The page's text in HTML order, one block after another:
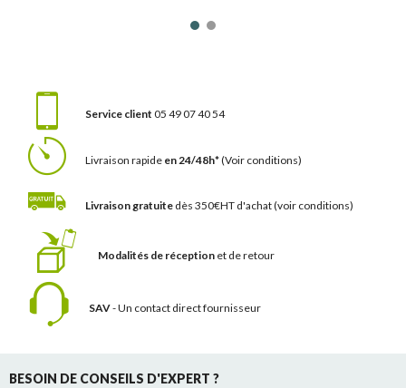
Service client 05 49 07 40 54
Livraison rapide en 24/48h*(Voir conditions)
Livraison gratuite dès 350€HT d'achat(voir conditions)
Modalités de réception et de retour
SAV- Un contact direct fournisseur
BESOIN DE CONSEILS D'EXPERT ?